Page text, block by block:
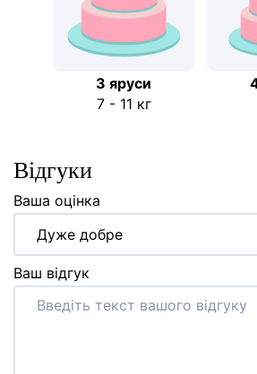
3 яруси
7 - 11 кг
Відгуки
Ваша оцінка
Дуже добре
Ваш відгук